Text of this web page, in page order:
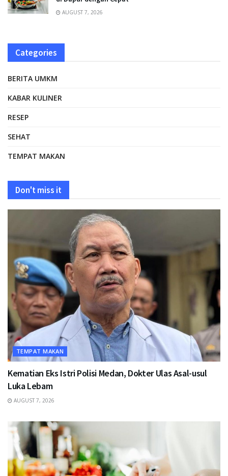
AUGUST 7, 2026
Categories
BERITA UMKM
KABAR KULINER
RESEP
SEHAT
TEMPAT MAKAN
Don't miss it
TEMPAT MAKAN
Kematian Eks Istri Polisi Medan, Dokter Ulas Asal-usul
Luka Lebam
AUGUST 7, 2026